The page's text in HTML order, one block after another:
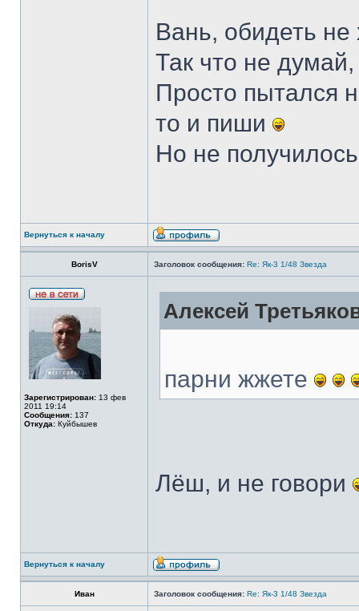
Вань, обидеть не
Так что не
Просто пытался
то и пиши
Но не
Вернуться к началу
BorisV Заголовок сообщения: Re: Як-3 1/48 Звезда
Зарегистрирован: 13 фев
2011 19:14
Сообщения: 137
Откуда: Куйбышев
Алексей
парни жжете
Лёш, и не говори
Вернуться к началу
Иван Заголовок сообщения: Re: Як-3 1/48 Звезда